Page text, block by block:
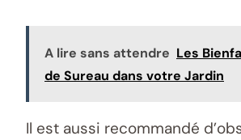
A lire sans attendre Les
de Sureau dans votre Jardin
Il est aussi recommandé